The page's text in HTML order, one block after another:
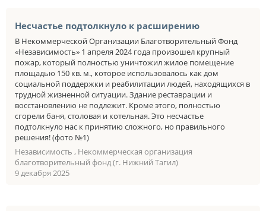
Несчастье подтолкнуло к расширению
В Некоммерческой Организации Благотворительный Фонд
«Независимость» 1 апреля 2024 года произошел крупный
пожар, который полностью уничтожил жилое помещение
площадью 150 кв. м., которое использовалось как дом
социальной поддержки и реабилитации людей, находящихся в
трудной жизненной ситуации. Здание реставрации и
восстановлению не подлежит. Кроме этого, полностью
сгорели баня, столовая и котельная. Это несчастье
подтолкнуло нас к принятию сложного, но правильного
решения! (фото №1)
Независимость , Некоммерческая организация
благотворительный фонд (г. Нижний Тагил)
9 декабря 2025